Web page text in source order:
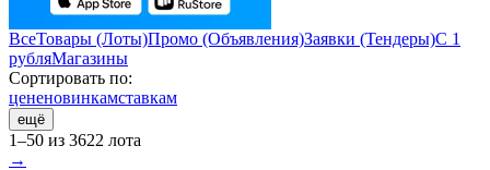
ВсеТовары (Лоты)Промо (Объявления)Заявки (Тендеры)С 1
рубляМагазины
Сортировать по:
цененовинкамставкам
ещё
1–50 из 3622 лота
→